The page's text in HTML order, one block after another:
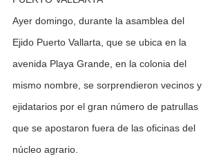
Ayer domingo, durante la asamblea del
Ejido Puerto Vallarta, que se ubica en la
avenida Playa Grande, en la colonia del
mismo nombre, se sorprendieron vecinos y
ejidatarios por el gran número de patrullas
que se apostaron fuera de las oficinas del
núcleo agrario.